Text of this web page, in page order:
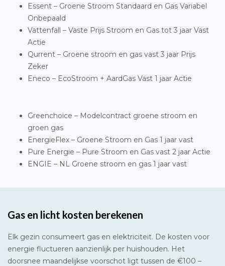
Essent – Groene Stroom Standaard en Gas Variabel
Onbepaald
Vattenfall – Vaste Prijs Stroom en Gas tot 3 jaar Vast
Actie
Qurrent – Groene stroom en gas vast 3 jaar Prijs
Zeker
Eneco – EcoStroom + AardGas Vast 1 jaar Actie
Greenchoice – Modelcontract groene stroom en
groen gas
EnergieFlex – Groene Stroom en Gas 1 jaar vast
Pure Energie – Pure Stroom en Gas vast 2 jaar Actie
ENGIE – NL Groene stroom en gas 1 jaar vast
Gas en licht kosten berekenen
Elk gezin consumeert gas en elektriciteit. De kosten voor
energie fluctueren aanzienlijk per huishouden. Het
doorsnee maandelijkse voorschot ligt tussen de €100 –